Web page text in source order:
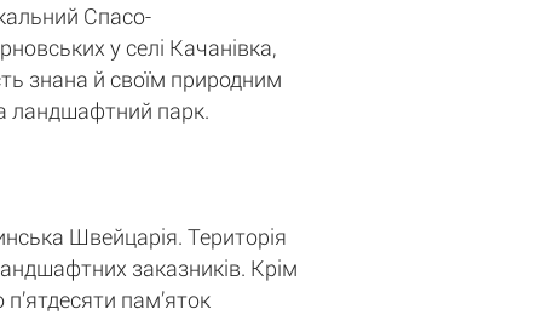
Спасо-
у селі Качанівка,
знана й своїм природним
ландшафтний парк.
Швейцарія. Територія
заказників. Крім
пам’яток